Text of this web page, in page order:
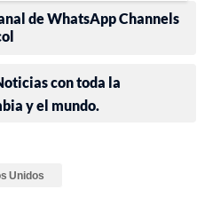
de WhatsApp Channels
con toda la
y el mundo.
Unidos